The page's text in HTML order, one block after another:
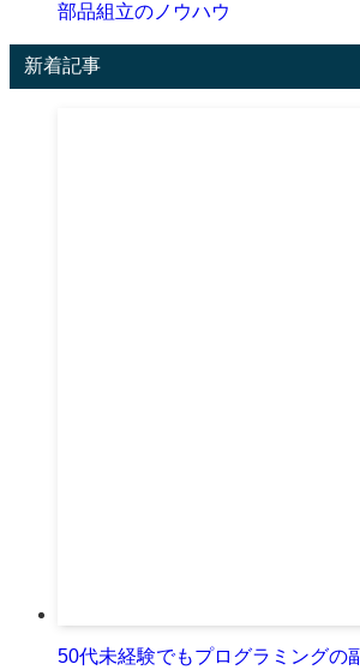
部品組立のノウハウ
新着記事
50代未経験でもプログラミングの